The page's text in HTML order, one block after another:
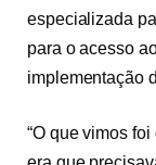
especializada
para o acesso
implementação
“O que vimos